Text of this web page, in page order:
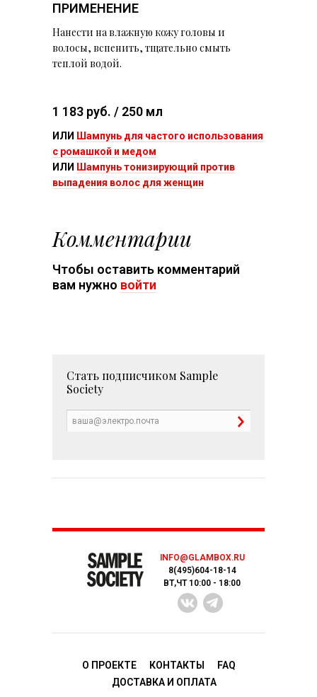
ПРИМЕНЕНИЕ
Нанести на влажную кожу головы и
волосы, вспенить, тщательно смыть
теплой водой.
1 183 руб. / 250 мл
ИЛИ Шампунь для частого использования
с ромашкой и мeдом
ИЛИ Шампунь тонизирующий против
выпадения волос для женщин
Комментарии
Чтобы оставить комментарий
вам нужно войти
Стать подписчиком Sample
Society
INFO@GLAMBOX.RU
8(495)604-18-14
ВТ,ЧТ 10:00 - 18:00
О ПРОЕКТЕ КОНТАКТЫ
FAQ
ДОСТАВКA И ОПЛАТА